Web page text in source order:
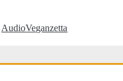
AudioVeganzetta